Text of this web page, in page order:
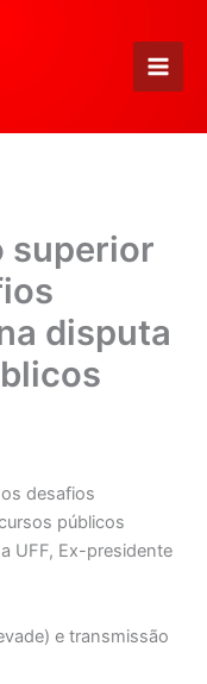
superior
disputa
desafios
públicos
UFF, Ex-presidente
e transmissão